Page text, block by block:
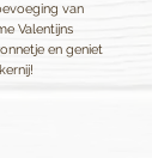
van
Valentijns
en geniet